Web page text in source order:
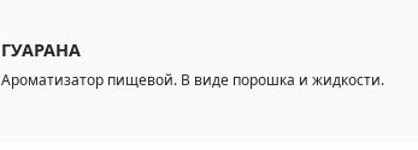
ГУАРАНА
Ароматизатор пищевой. В виде порошка и жидкости.